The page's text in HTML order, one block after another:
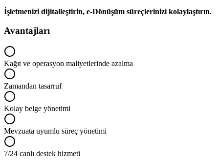
İşletmenizi dijitalleştirin, e-Dönüşüm süreçlerinizi kolaylaştırın.
Avantajları
Kağıt ve operasyon maliyetlerinde azalma
Zamandan tasarruf
Kolay belge yönetimi
Mevzuata uyumlu süreç yönetimi
7/24 canlı destek hizmeti